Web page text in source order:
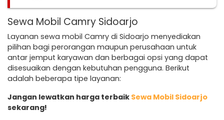
Sewa Mobil Camry Sidoarjo
Layanan sewa mobil Camry di Sidoarjo menyediakan
pilihan bagi perorangan maupun perusahaan untuk
antar jemput karyawan dan berbagai opsi yang dapat
disesuaikan dengan kebutuhan pengguna. Berikut
adalah beberapa tipe layanan:
Jangan lewatkan harga terbaik Sewa Mobil Sidoarjo
sekarang!